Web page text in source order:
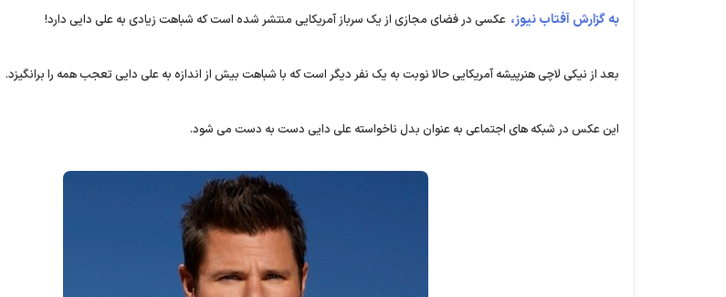
به گزارش آفتاب نیوز، عکسی در فضای مجازی از یک سرباز آمریکایی منتشر شده است که شباهت زیادی به علی دایی دارد!
بعد از نیکی لاچی هنرپیشه آمریکایی حالا نوبت به یک نفر دیگر است که با شباهت بیش از اندازه به علی دایی تعجب همه را برانگیزد.
این عکس در شبکه های اجتماعی به عنوان بدل ناخواسته علی دایی دست به دست می شود.